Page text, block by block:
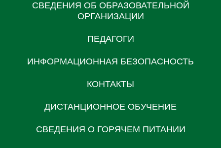
СВЕДЕНИЯ ОБ ОБРАЗОВАТЕЛЬНОЙ
ОРГАНИЗАЦИИ
ПЕДАГОГИ
ИНФОРМАЦИОННАЯ БЕЗОПАСНОСТЬ
КОНТАКТЫ
ДИСТАНЦИОННОЕ ОБУЧЕНИЕ
СВЕДЕНИЯ О ГОРЯЧЕМ ПИТАНИИ